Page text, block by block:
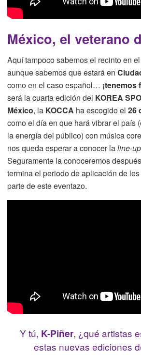
México, el veterano
Aquí tampoco sabemos el recinto en
aunque sabemos que estará en
como en el caso español… ¡tenemos
será la cuarta edición del KOREA
México, la KOCCA ha escogido el 26
como el día en que hará vibrar el país
la energía del público) con música
nos queda esperar a conocer laline-up
Seguramente la conoceremos
termina el periodo de aplicación de
parte de este eventazo.
Y tú, K-Piñer, ¿qué artistas
estas nuevas ediciones